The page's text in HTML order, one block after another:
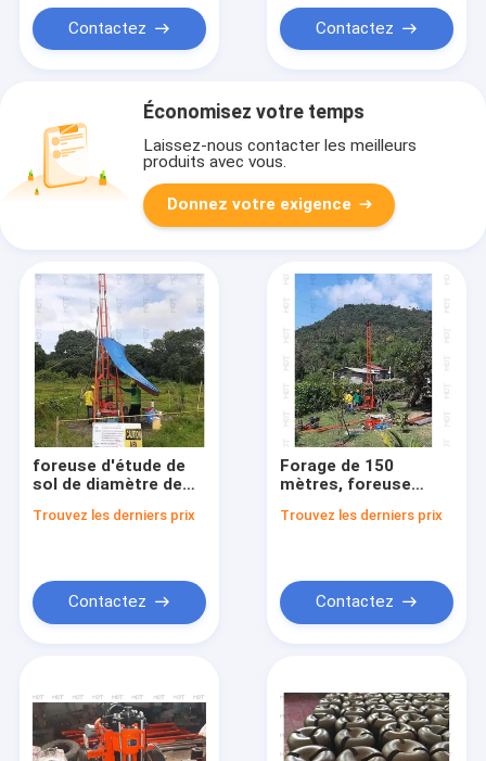
Contactez Contactez
Économisez votre temps
Laissez-nous contacter les meilleurs
produits avec vous.
Donnez votre exigence
foreuse d'étude de
sol de diamètre de
l'exploration minière
Trouvez les derniers prix
Contactez
Forage de 150
mètres, foreuse
fonction SPT et
Trouvez les derniers prix
Contactez